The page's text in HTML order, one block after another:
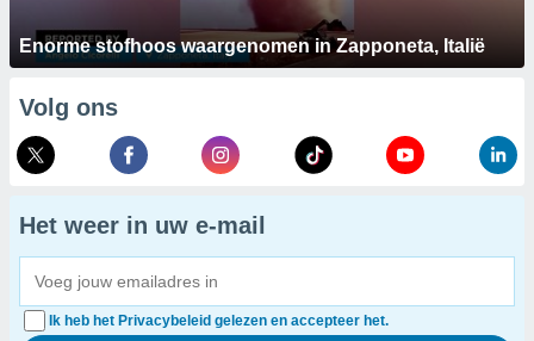
Enorme stofhoos waargenomen in Zapponeta, Italië
Volg ons
Het weer in uw e-mail
Ik heb het Privacybeleid gelezen en accepteer het.